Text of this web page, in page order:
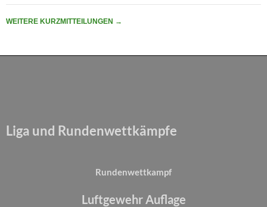
WEITERE KURZMITTEILUNGEN →
Liga und Rundenwettkämpfe
Rundenwettkampf
Luftgewehr Auflage